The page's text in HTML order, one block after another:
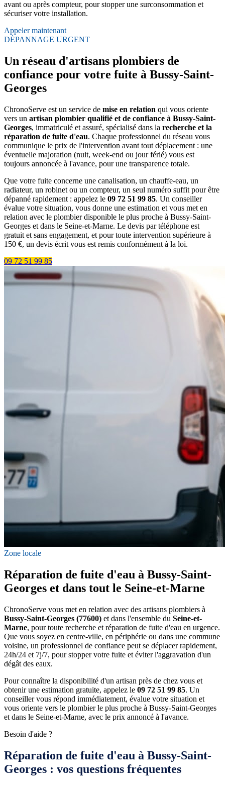
avant ou après compteur, pour stopper une surconsommation et
sécuriser votre installation.
Appeler maintenant
DÉPANNAGE URGENT
Un réseau d'artisans plombiers de
confiance pour votre fuite à Bussy-Saint-
Georges
ChronoServe est un service de mise en relation qui vous oriente
vers un artisan plombier qualifié et de confiance à Bussy-Saint-
Georges, immatriculé et assuré, spécialisé dans la recherche et la
réparation de fuite d'eau. Chaque professionnel du réseau vous
communique le prix de l'intervention avant tout déplacement : une
éventuelle majoration (nuit, week-end ou jour férié) vous est
toujours annoncée à l'avance, pour une transparence totale.
Que votre fuite concerne une canalisation, un chauffe-eau, un
radiateur, un robinet ou un compteur, un seul numéro suffit pour être
dépanné rapidement : appelez le 09 72 51 99 85. Un conseiller
évalue votre situation, vous donne une estimation et vous met en
relation avec le plombier disponible le plus proche à Bussy-Saint-
Georges et dans le Seine-et-Marne. Le devis par téléphone est
gratuit et sans engagement, et pour toute intervention supérieure à
150 €, un devis écrit vous est remis conformément à la loi.
09 72 51 99 85
Zone locale
Réparation de fuite d'eau à Bussy-Saint-
Georges et dans tout le Seine-et-Marne
ChronoServe vous met en relation avec des artisans plombiers à
Bussy-Saint-Georges (77600) et dans l'ensemble du Seine-et-
Marne, pour toute recherche et réparation de fuite d'eau en urgence.
Que vous soyez en centre-ville, en périphérie ou dans une commune
voisine, un professionnel de confiance peut se déplacer rapidement,
24h/24 et 7j/7, pour stopper votre fuite et éviter l'aggravation d'un
dégât des eaux.
Pour connaître la disponibilité d'un artisan près de chez vous et
obtenir une estimation gratuite, appelez le 09 72 51 99 85. Un
conseiller vous répond immédiatement, évalue votre situation et
vous oriente vers le plombier le plus proche à Bussy-Saint-Georges
et dans le Seine-et-Marne, avec le prix annoncé à l'avance.
Besoin d'aide ?
Réparation de fuite d'eau à Bussy-Saint-
Georges : vos questions fréquentes